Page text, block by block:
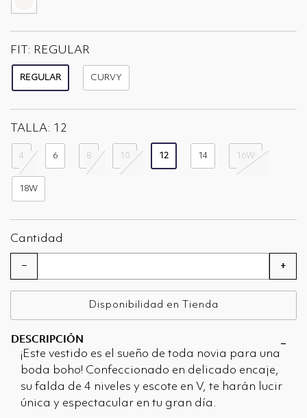
FIT: REGULAR
REGULAR CURVY
TALLA: 12
4 6 8 10 12 14 16W
18W
Cantidad
− +
Disponibilidad en Tienda
DESCRIPCIÓN
¡Este vestido es el sueño de toda novia para una
boda boho! Confeccionado en delicado encaje,
su falda de 4 niveles y escote en V, te harán lucir
única y espectacular en tu gran día.